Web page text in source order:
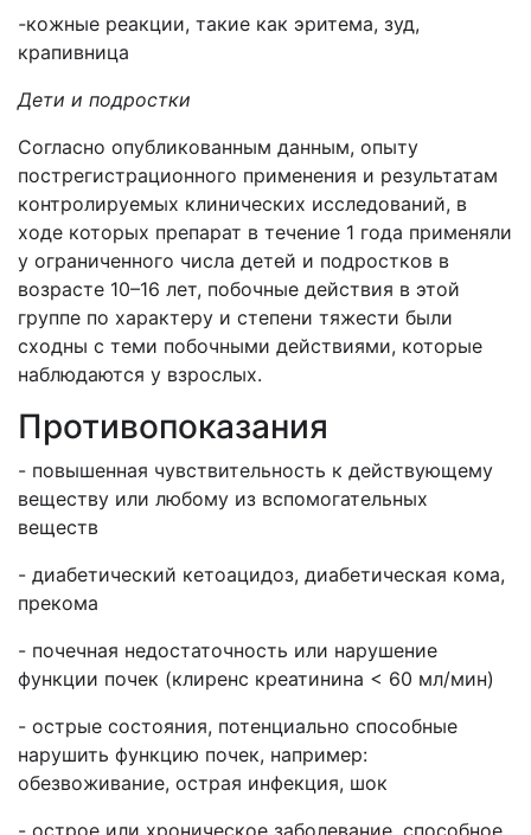
-кожные реакции, такие как эритема, зуд,
крапивница
Дети и подростки
Согласно опубликованным данным, опыту
пострегистрационного применения и результатам
контролируемых клинических исследований, в
ходе которых препарат в течение 1 года применяли
у ограниченного числа детей и подростков в
возрасте 10–16 лет, побочные действия в этой
группе по характеру и степени тяжести были
сходны с теми побочными действиями, которые
наблюдаются у взрослых.
Противопоказания
- повышенная чувствительность к действующему
веществу или любому из вспомогательных
веществ
- диабетический кетоацидоз, диабетическая кома,
прекома
- почечная недостаточность или нарушение
функции почек (клиренс креатинина < 60 мл/мин)
- острые состояния, потенциально способные
нарушить функцию почек, например:
обезвоживание, острая инфекция, шок
- острое или хроническое заболевание, способное